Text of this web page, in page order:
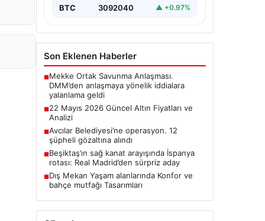
BTC 3092040 ▲ +0.97%
Son Eklenen Haberler
■Mekke Ortak Savunma Anlaşması.
DMM’den anlaşmaya yönelik iddialara
yalanlama geldi
■22 Mayıs 2026 Güncel Altın Fiyatları ve
Analizi
■Avcılar Belediyesi’ne operasyon. 12
şüpheli gözaltına alındı
■Beşiktaş’ın sağ kanat arayışında İspanya
rotası: Real Madrid’den sürpriz aday
■Dış Mekan Yaşam alanlarında Konfor ve
bahçe mutfağı Tasarımları